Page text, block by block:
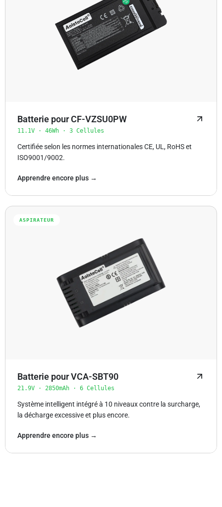
Batterie pour CF-VZSU0PW
11.1V · 46Wh · 3 Cellules
Certifiée selon les normes internationales CE, UL, RoHS et
ISO9001/9002.
Apprendre encore plus →
ASPIRATEUR
Batterie pour VCA-SBT90
21.9V · 2850mAh · 6 Cellules
Système intelligent intégré à 10 niveaux contre la surcharge,
la décharge excessive et plus encore.
Apprendre encore plus →